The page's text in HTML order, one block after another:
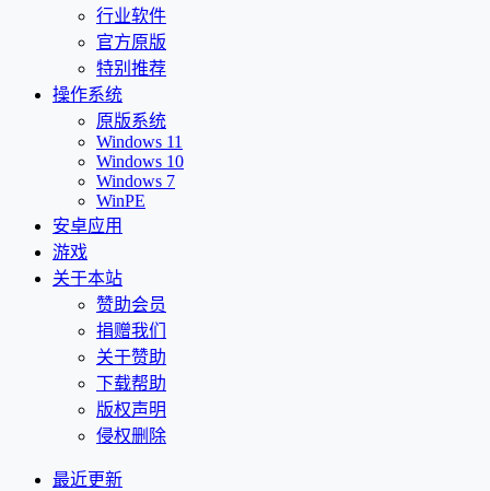
行业软件
官方原版
特别推荐
操作系统
原版系统
Windows 11
Windows 10
Windows 7
WinPE
安卓应用
游戏
关于本站
赞助会员
捐赠我们
关于赞助
下载帮助
版权声明
侵权删除
最近更新